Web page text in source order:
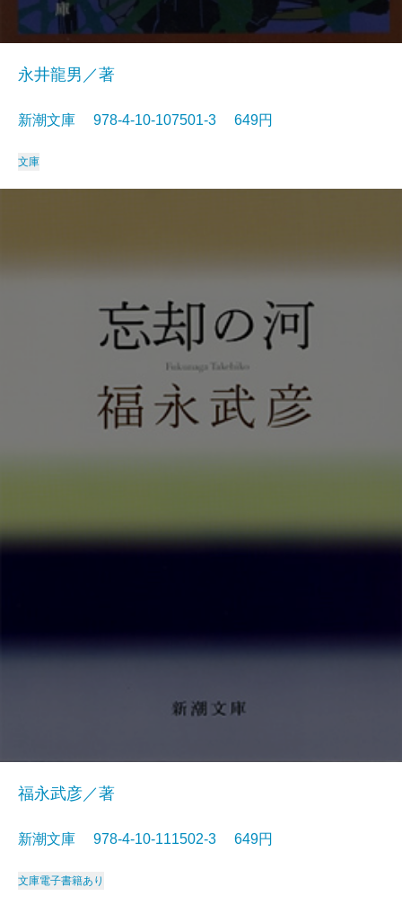
永井龍男／著
新潮文庫 978-4-10-107501-3 649円
文庫
福永武彦／著
新潮文庫 978-4-10-111502-3 649円
文庫電子書籍あり